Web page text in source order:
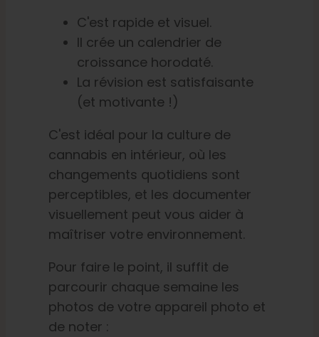
C'est rapide et visuel.
Il crée un calendrier de
croissance horodaté.
La révision est satisfaisante
(et motivante !)
C'est idéal pour la culture de
cannabis en intérieur, où les
changements quotidiens sont
perceptibles, et les documenter
visuellement peut vous aider à
maîtriser votre environnement.
Pour faire le point, il suffit de
parcourir chaque semaine les
photos de votre appareil photo et
de noter :